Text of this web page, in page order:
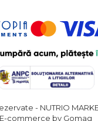
- NUTRIO
E-commerce by Gomag